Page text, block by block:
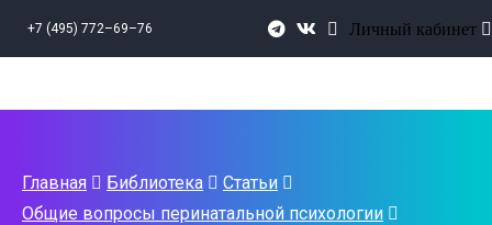
+7 (495) 772–69–76 Личный кабинет
Главная Библиотека
Статьи
Общие вопросы перинатальной психологии